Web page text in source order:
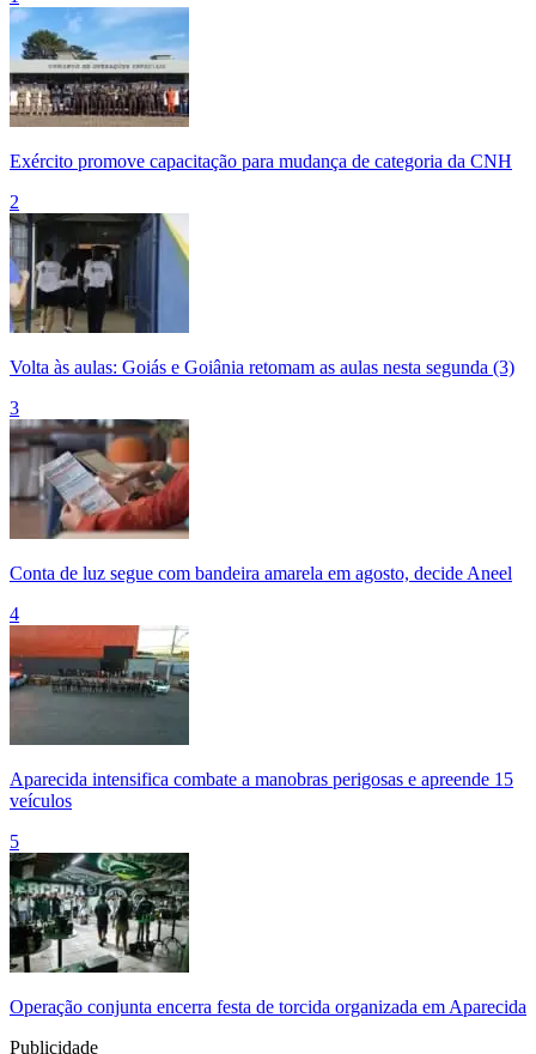
Exército promove capacitação para mudança de categoria da CNH
2
Volta às aulas: Goiás e Goiânia retomam as aulas nesta segunda (3)
3
Conta de luz segue com bandeira amarela em agosto, decide Aneel
4
Aparecida intensifica combate a manobras perigosas e apreende 15
veículos
5
Operação conjunta encerra festa de torcida organizada em Aparecida
Publicidade